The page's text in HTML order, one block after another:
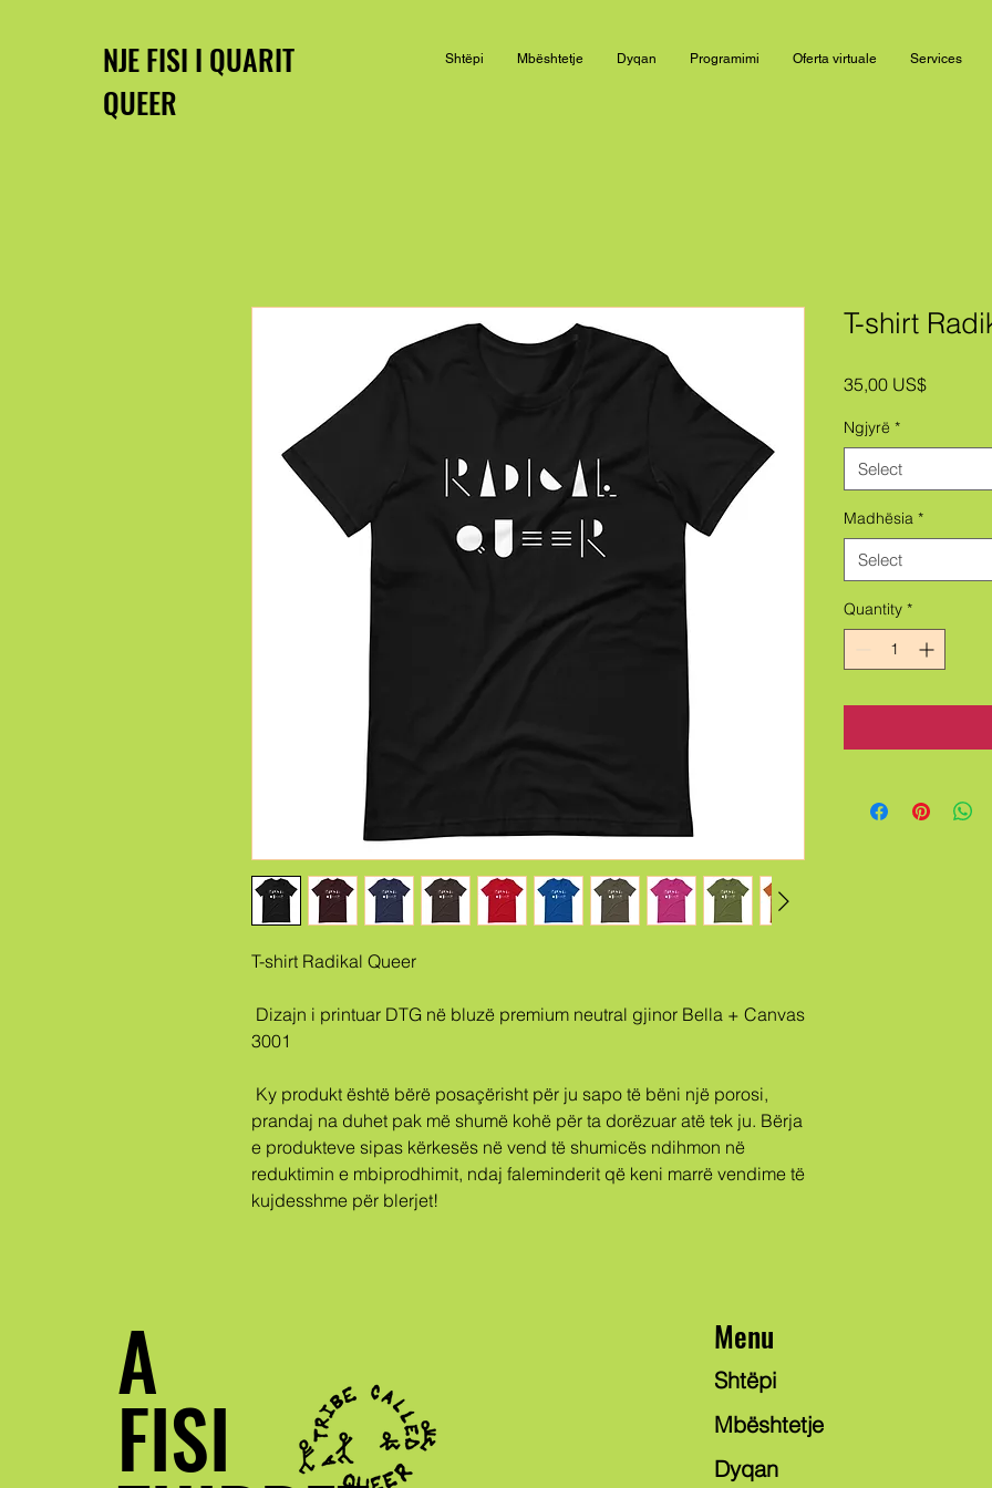
NJE FISI I QUARIT
QUEER
Shtëpi Mbështetje Dyqan Programimi Oferta virtuale Services
T-shirt Radikal Queer
3001
prandaj na duhet pak më shumë kohë për ta dorëzuar atë tek ju. Bërja
e produkteve sipas kërkesës në vend të shumicës ndihmon në
reduktimin e mbiprodhimit, ndaj faleminderit që keni marrë vendime të
kujdesshme për blerjet!
T-shirt
35,00 US$Price
Ngjyrë *
Select
Madhësia *
Select
Quantity *
A
FISI
Menu
Shtëpi
Mbështetje
Dyqan